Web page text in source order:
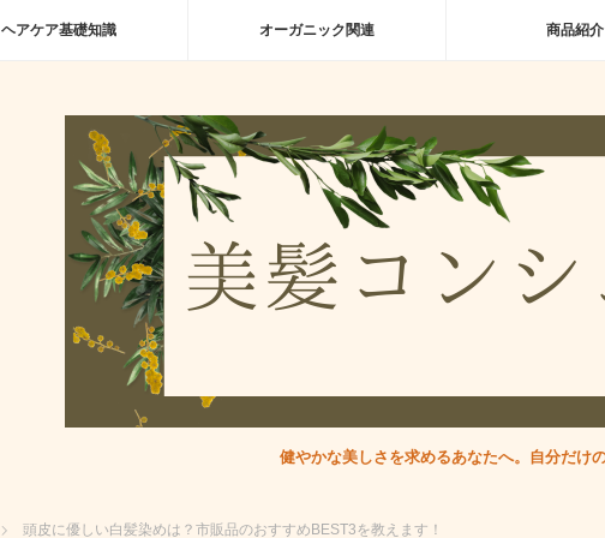
ヘアケア基礎知識 オーガニック関連 商品紹介
健やかな美しさを求めるあなたへ。自分だけ
頭皮に優しい白髪染めは？市販品のおすすめBEST3を教えます！